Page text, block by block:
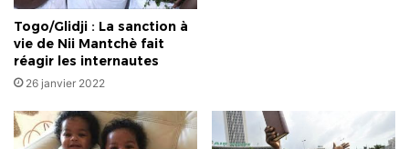
Togo/Glidji : La sanction à
vie de Nii Mantchè fait
réagir les internautes
26 janvier 2022